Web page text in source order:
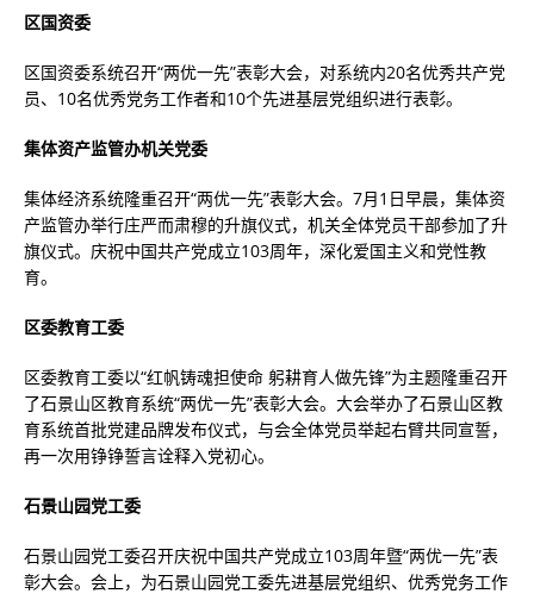
区国资委
区国资委系统召开“两优一先”表彰大会，对系统内20名优秀共产党
员、10名优秀党务工作者和10个先进基层党组织进行表彰。
集体资产监管办机关党委
集体经济系统隆重召开“两优一先”表彰大会。7月1日早晨，集体资
产监管办举行庄严而肃穆的升旗仪式，机关全体党员干部参加了升
旗仪式。庆祝中国共产党成立103周年，深化爱国主义和党性教
育。
区委教育工委
区委教育工委以“红帆铸魂担使命 躬耕育人做先锋”为主题隆重召开
了石景山区教育系统“两优一先”表彰大会。大会举办了石景山区教
育系统首批党建品牌发布仪式，与会全体党员举起右臂共同宣誓，
再一次用铮铮誓言诠释入党初心。
石景山园党工委
石景山园党工委召开庆祝中国共产党成立103周年暨“两优一先”表
彰大会。会上，为石景山园党工委先进基层党组织、优秀党务工作